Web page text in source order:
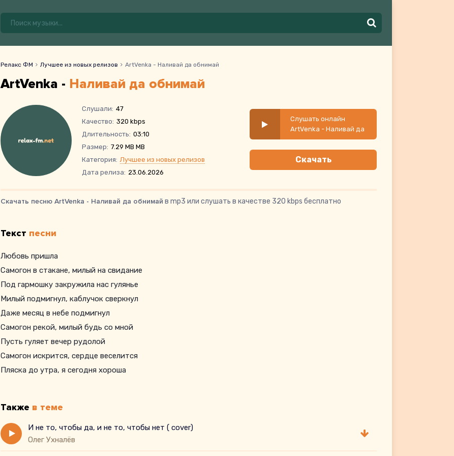
Релакс ФМ Лучшее из новых релизов ArtVenka - Наливай да обнимай
ArtVenka - Наливай да обнимай
Слушали: 47
Качество: 320 kbps
Длительность: 03:10
Размер: 7.29 MB MB
Категория: Лучшее из новых релизов
Дата релиза: 23.06.2026
Слушать онлайн
ArtVenka - Наливай да
обнимай
Скачать
Скачать песню ArtVenka - Наливай да обнимай в mp3 или слушать в качестве 320 kbps бесплатно
Текст песни
Любовь пришла
Самогон в стакане, милый на свидание
Под гармошку закружила нас гулянье
Милый подмигнул, каблучок сверкнул
Даже месяц в небе подмигнул
Самогон рекой, милый будь со мной
Пусть гуляет вечер рудолой
Самогон искрится, сердце веселится
Пляска до утра, я сегодня хороша
Чтобы стало сердцу веселей
Пляска до утра, я сегодняубника
Танцую реки, милый, не беги
Также в теме
И не то, чтобы да, и не то, чтобы нет ( cover)
Олег Ухналёв